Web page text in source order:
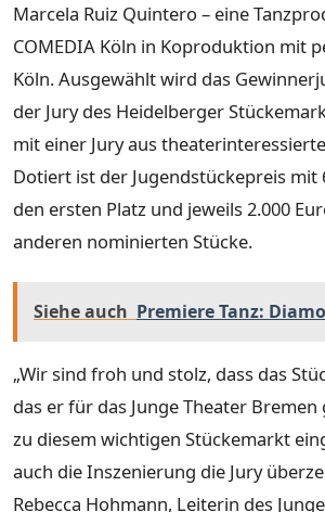
Marcela Ruiz Quintero – eine
COMEDIA Köln in Koproduktion mit
Köln. Ausgewählt wird das
der Jury des Heidelberger
mit einer Jury aus
Dotiert ist der Jugendstückepreis mit
den ersten Platz und jeweils 2.000
anderen nominierten Stücke.
Siehe auch Premiere Tanz:
„Wir sind froh und stolz, dass das
das er für das Junge Theater
zu diesem wichtigen Stückemarkt
auch die Inszenierung die Jury
Rebecca Hohmann, Leiterin des